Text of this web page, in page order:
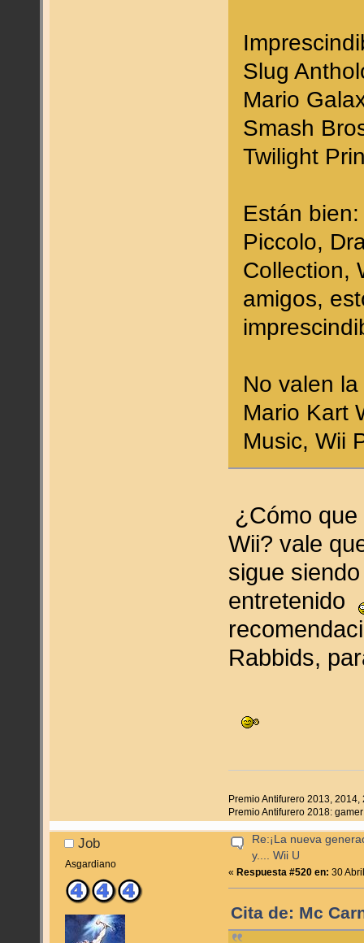
Slug
Mario
Smash
Twilight
Están
Piccolo,
Collection,
amigos,
No valen
Mario Kart
Music, Wii
¿Cómo
Wii? vale
sigue
entretenido
Rabbids,
Premio Antifurero 2013,
Premio Antifurero 2018:
Job
Asgardiano
Re:¡La nueva
y.... Wii U
« Respuesta #520 en: 30
Cita de: Mc